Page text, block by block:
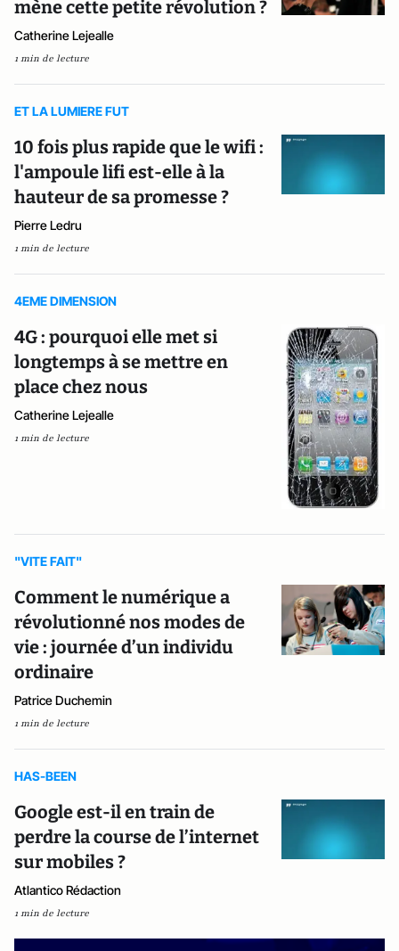
mène cette petite révolution ?
Catherine Lejealle
1 min de lecture
ET LA LUMIERE FUT
10 fois plus rapide que le wifi :
l'ampoule lifi est-elle à la
hauteur de sa promesse ?
Pierre Ledru
1 min de lecture
4EME DIMENSION
4G : pourquoi elle met si
longtemps à se mettre en
place chez nous
Catherine Lejealle
1 min de lecture
"VITE FAIT"
Comment le numérique a
révolutionné nos modes de
vie : journée d’un individu
ordinaire
Patrice Duchemin
1 min de lecture
HAS-BEEN
Google est-il en train de
perdre la course de l’internet
sur mobiles ?
Atlantico Rédaction
1 min de lecture